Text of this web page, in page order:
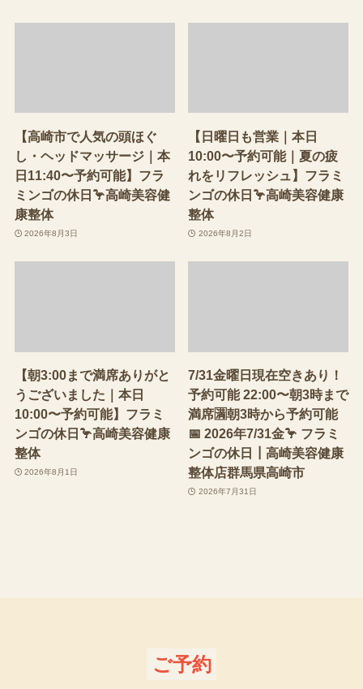
【高崎市で人気の頭ほぐ
し・ヘッドマッサージ｜本
日11:40〜予約可能】フラ
ミンゴの休日🦩高崎美容健
康整体
2026年8月3日
【日曜日も営業｜本日
10:00〜予約可能｜夏の疲
れをリフレッシュ】フラミ
ンゴの休日🦩高崎美容健康
整体
2026年8月2日
【朝3:00まで満席ありがと
うございました｜本日
10:00〜予約可能】フラミ
ンゴの休日🦩高崎美容健康
整体
2026年8月1日
7/31金曜日現在空きあり！
予約可能 22:00〜朝3時まで
満席🈵朝3時から予約可能
📅 2026年7/31金🦩 フラミ
ンゴの休日┃高崎美容健康
整体店群馬県高崎市
2026年7月31日
ご予約